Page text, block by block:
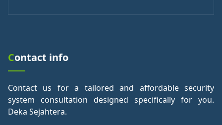
Contact info
Contact us for a tailored and affordable security
system consultation designed specifically for you.
Deka Sejahtera.